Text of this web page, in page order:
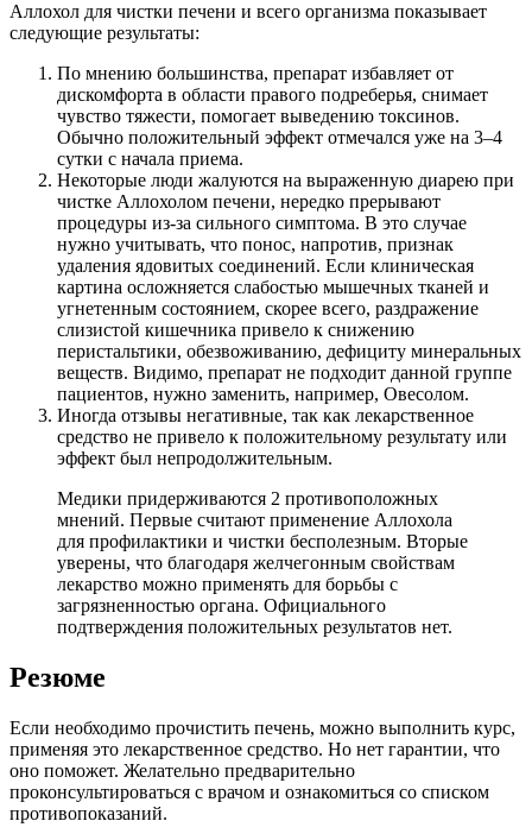
Аллохол для чистки печени и всего организма показывает
следующие результаты:
По мнению большинства, препарат избавляет от
дискомфорта в области правого подреберья, снимает
чувство тяжести, помогает выведению токсинов.
Обычно положительный эффект отмечался уже на 3–4
сутки с начала приема.
Некоторые люди жалуются на выраженную диарею при
чистке Аллохолом печени, нередко прерывают
процедуры из-за сильного симптома. В это случае
нужно учитывать, что понос, напротив, признак
удаления ядовитых соединений. Если клиническая
картина осложняется слабостью мышечных тканей и
угнетенным состоянием, скорее всего, раздражение
слизистой кишечника привело к снижению
перистальтики, обезвоживанию, дефициту минеральных
веществ. Видимо, препарат не подходит данной группе
пациентов, нужно заменить, например, Овесолом.
Иногда отзывы негативные, так как лекарственное
средство не привело к положительному результату или
эффект был непродолжительным.
Медики придерживаются 2 противоположных
мнений. Первые считают применение Аллохола
для профилактики и чистки бесполезным. Вторые
уверены, что благодаря желчегонным свойствам
лекарство можно применять для борьбы с
загрязненностью органа. Официального
подтверждения положительных результатов нет.
Резюме
Если необходимо прочистить печень, можно выполнить курс,
применяя это лекарственное средство. Но нет гарантии, что
оно поможет. Желательно предварительно
проконсультироваться с врачом и ознакомиться со списком
противопоказаний.